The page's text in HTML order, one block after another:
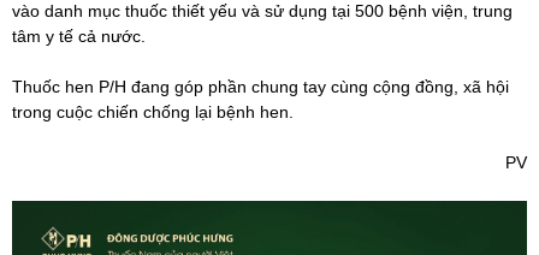
vào danh mục thuốc thiết yếu và sử dụng tại 500 bệnh viện, trung
tâm y tế cả nước.
Thuốc hen P/H đang góp phần chung tay cùng cộng đồng, xã hội
trong cuộc chiến chống lại bệnh hen.
PV